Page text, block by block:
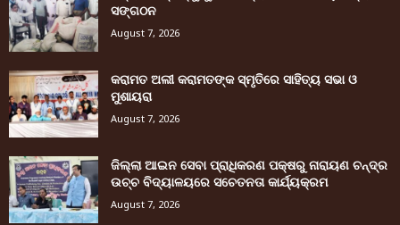
ସଙ୍ଗଠନ
August 7, 2026
କରାମତ ଅଲୀ କରାମତଙ୍କ ସ୍ମୃତିରେ ସାହିତ୍ୟ ସଭା ଓ
ମୁଶାୟରା
August 7, 2026
ଜିଲ୍ଲା ଆଇନ ସେବା ପ୍ରାଧିକରଣ ପକ୍ଷରୁ ନାରାୟଣ ଚନ୍ଦ୍ର
ଉଚ୍ଚ ବିଦ୍ୟାଳୟରେ ସଚେତନତା କାର୍ଯ୍ୟକ୍ରମ
August 7, 2026